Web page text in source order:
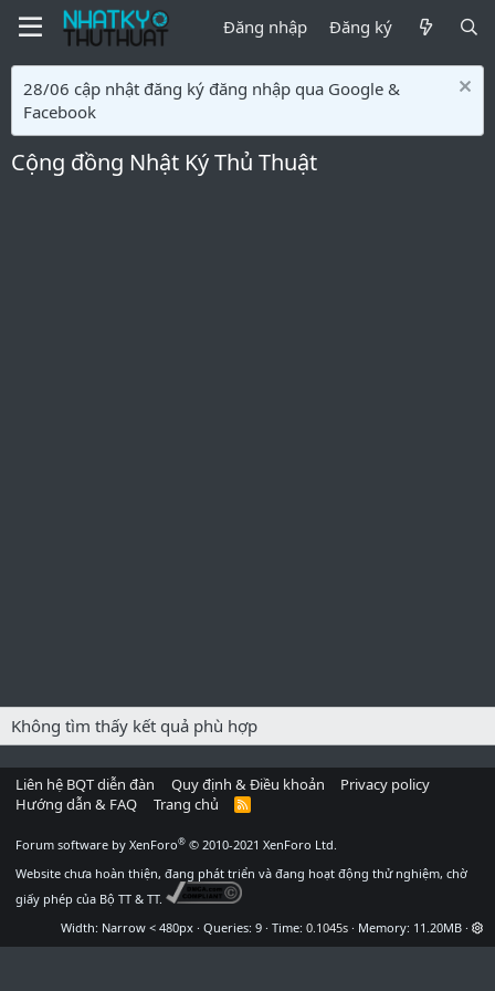
Đăng nhập Đăng ký
28/06 cập nhật đăng ký đăng nhập qua Google &
Facebook
Cộng đồng Nhật Ký Thủ Thuật
Không tìm thấy kết quả phù hợp
Liên hệ BQT diễn đàn Quy định & Điều khoản
Privacy policy
Hướng dẫn & FAQ
Trang chủ
R
Forum software by XenForo® © 2010-2021 XenForo Ltd.
Website chưa hoàn thiện, đang phát triển và đang hoạt động thử nghiệm, chờ
giấy phép của Bộ TT & TT.
Width
Queries 9 Time 0.1045s Memory 11.20MB